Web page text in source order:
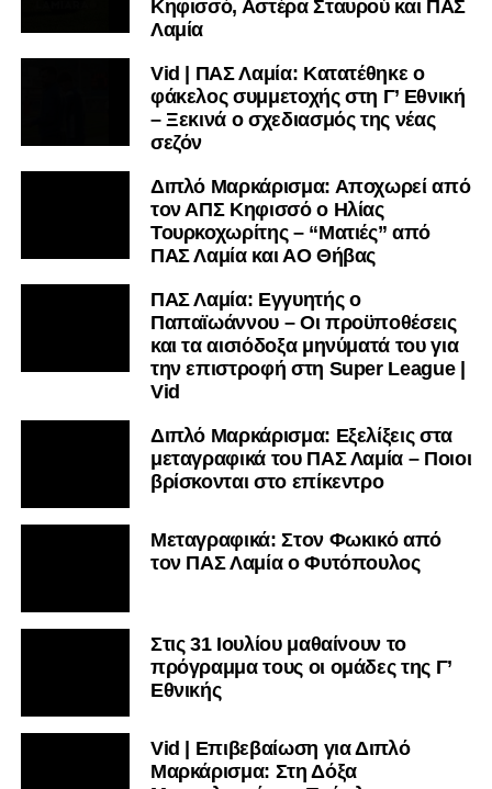
Κηφισσό, Αστέρα Σταυρού και ΠΑΣ
Λαμία
Vid | ΠΑΣ Λαμία: Κατατέθηκε ο
φάκελος συμμετοχής στη Γ’ Εθνική
– Ξεκινά ο σχεδιασμός της νέας
σεζόν
Διπλό Μαρκάρισμα: Αποχωρεί από
τον ΑΠΣ Κηφισσό ο Ηλίας
Τουρκοχωρίτης – “Ματιές” από
ΠΑΣ Λαμία και ΑΟ Θήβας
ΠΑΣ Λαμία: Εγγυητής ο
Παπαϊωάννου – Οι προϋποθέσεις
και τα αισιόδοξα μηνύματά του για
την επιστροφή στη Super League |
Vid
Διπλό Μαρκάρισμα: Εξελίξεις στα
μεταγραφικά του ΠΑΣ Λαμία – Ποιοι
βρίσκονται στο επίκεντρο
Μεταγραφικά: Στον Φωκικό από
τον ΠΑΣ Λαμία ο Φυτόπουλος
Στις 31 Ιουλίου μαθαίνουν το
πρόγραμμα τους οι ομάδες της Γ’
Εθνικής
Vid | Επιβεβαίωση για Διπλό
Μαρκάρισμα: Στη Δόξα